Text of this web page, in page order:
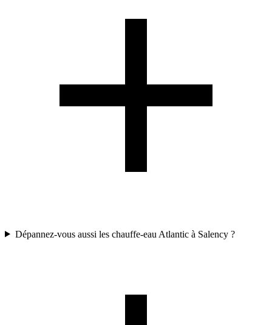
Dépannez-vous aussi les chauffe-eau Atlantic à Salency ?